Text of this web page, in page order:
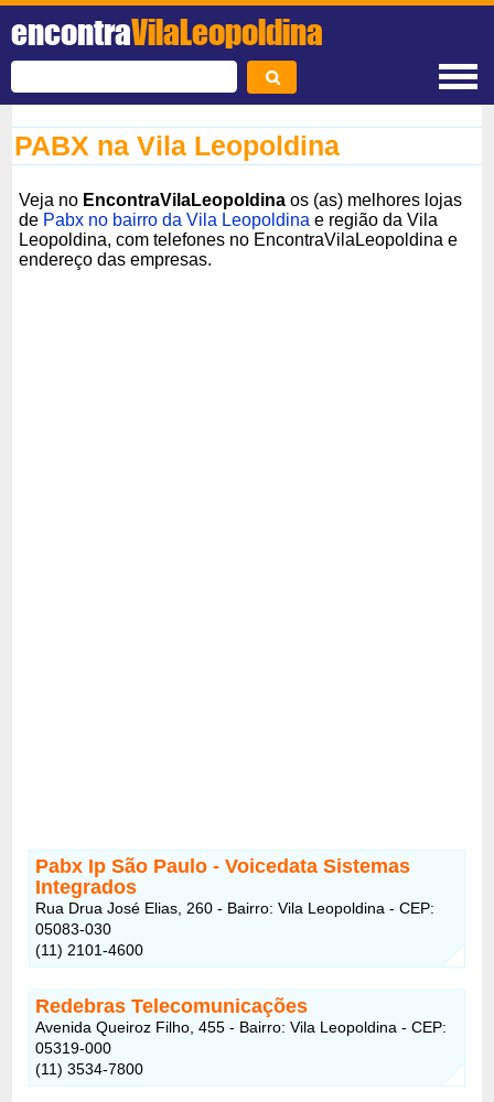
encontraVilaLeopoldina
PABX na Vila Leopoldina
Veja no EncontraVilaLeopoldina os (as) melhores lojas
de Pabx no bairro da Vila Leopoldina e região da Vila
Leopoldina, com telefones no EncontraVilaLeopoldina e
endereço das empresas.
Pabx Ip São Paulo - Voicedata Sistemas
Integrados
Rua Drua José Elias, 260 - Bairro: Vila Leopoldina - CEP:
05083-030
(11) 2101-4600
Redebras Telecomunicações
Avenida Queiroz Filho, 455 - Bairro: Vila Leopoldina - CEP:
05319-000
(11) 3534-7800